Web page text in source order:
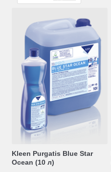
Kleen Purgatis Blue Star
Ocean (10 л)